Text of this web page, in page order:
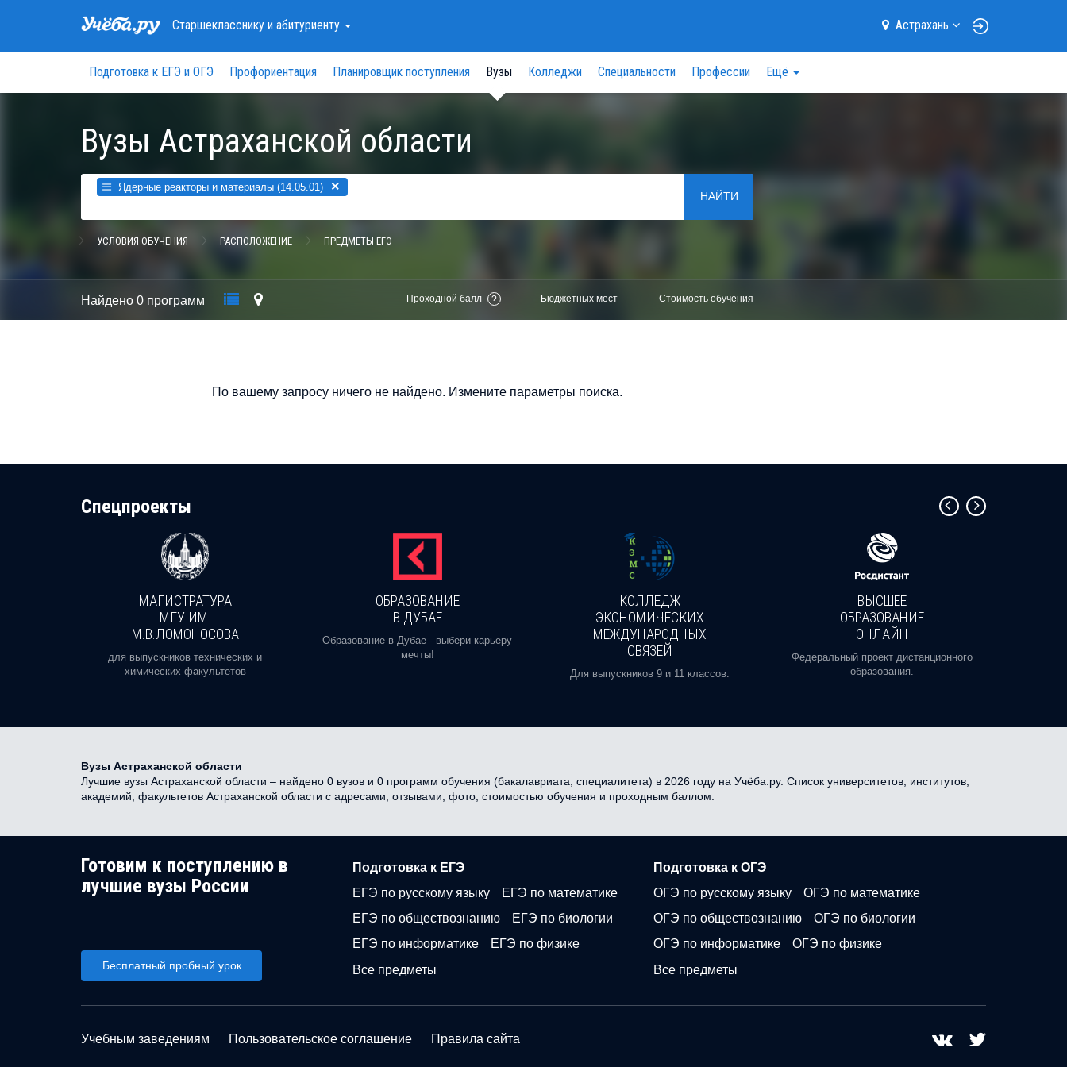
Старшеклассникуи абитуриенту Астрахань
Подготовка к ЕГЭ и ОГЭ Профориентация Планировщик поступления Вузы Колледжи Специальности Профессии Ещё
Вузы Астраханской области
Ядерные реакторы и материалы (14.05.01) ×
НАЙТИ
УСЛОВИЯ ОБУЧЕНИЯ РАСПОЛОЖЕНИЕ ПРЕДМЕТЫ ЕГЭ
Найдено 0 программ Проходной балл ? Бюджетных мест Стоимость обучения
По вашему запросу ничего не найдено. Измените параметры поиска.
Cпецпроекты
МАГИСТРАТУРА
МГУ ИМ.
М.В.ЛОМОНОСОВА
для выпускников технических и
химических факультетов
ОБРАЗОВАНИЕ
В ДУБАЕ
Образование в Дубае - выбери карьеру
мечты!
КОЛЛЕДЖ
ЭКОНОМИЧЕСКИХ
МЕЖДУНАРОДНЫХ
СВЯЗЕЙ
Для выпускников 9 и 11 классов.
ВЫСШЕЕ
ОБРАЗОВАНИЕ
ОНЛАЙН
Федеральный проект дистанционного
образования.
Вузы Астраханской области
Лучшие вузы Астраханской области – найдено 0 вузов и 0 программ обучения (бакалавриата, специалитета) в 2026 году на Учёба.ру. Список университетов, институтов,
академий, факультетов Астраханской области с адресами, отзывами, фото, стоимостью обучения и проходным баллом.
Готовим к поступлению в
лучшие вузы России
Бесплатный пробный урок
Подготовка к ЕГЭ
ЕГЭ по русскому языку
ЕГЭ по математике
ЕГЭ по обществознанию
ЕГЭ по биологии
ЕГЭ по информатике
ЕГЭ по физике
Все предметы
Подготовка к ОГЭ
ОГЭ по русскому языку
ОГЭ по математике
ОГЭ по обществознанию
ОГЭ по биологии
ОГЭ по информатике
ОГЭ по физике
Все предметы
Учебным заведениям Пользовательское соглашение Правила сайта